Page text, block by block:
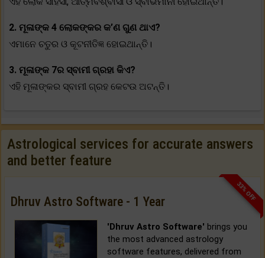
2. ମୂଳାଙ୍କ 4 ଲୋକଙ୍କର କ’ଣ ଗୁଣ ଥାଏ?
ଏମାନେ ଚତୁର ଓ କୂଟନୀତିଜ୍ଞ ହୋଇଥାନ୍ତି।
3. ମୂଳାଙ୍କ 7ର ସ୍ବାମୀ ଗ୍ରହା କିଏ?
ଏହି ମୂଳାଙ୍କର ସ୍ବାମୀ ଗ୍ରହ କେଟଉ ଅଟନ୍ତି।
Astrological services for accurate answers
and better feature
33% OFF
Dhruv Astro Software - 1 Year
'Dhruv Astro Software' brings you
the most advanced astrology
software features, delivered from